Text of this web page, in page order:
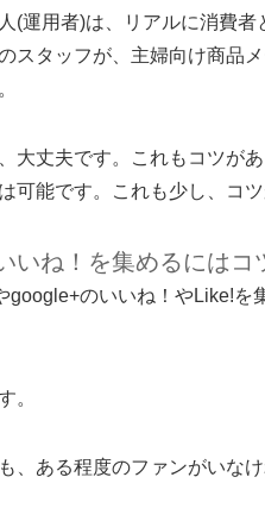
(運用者)は、リアルに消費者
スタッフが、主婦向け商品
大丈夫です。これもコツが
可能です。これも少し、コツ
いね！を集めるにはコ
google+のいいね！やLike!を
。
、ある程度のファンがいな